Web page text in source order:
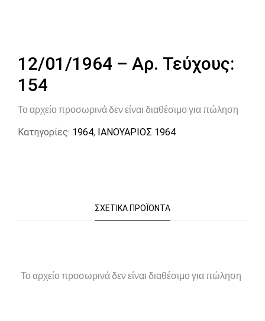
12/01/1964 – Αρ. Τεύχους:
154
Το αρχείο προσωρινά δεν είναι διαθέσιμο για πώληση
Κατηγορίες: 1964, ΙΑΝΟΥΑΡΙΟΣ 1964
ΣΧΕΤΙΚΆ ΠΡΟΪΌΝΤΑ
Το αρχείο προσωρινά δεν είναι διαθέσιμο για πώληση